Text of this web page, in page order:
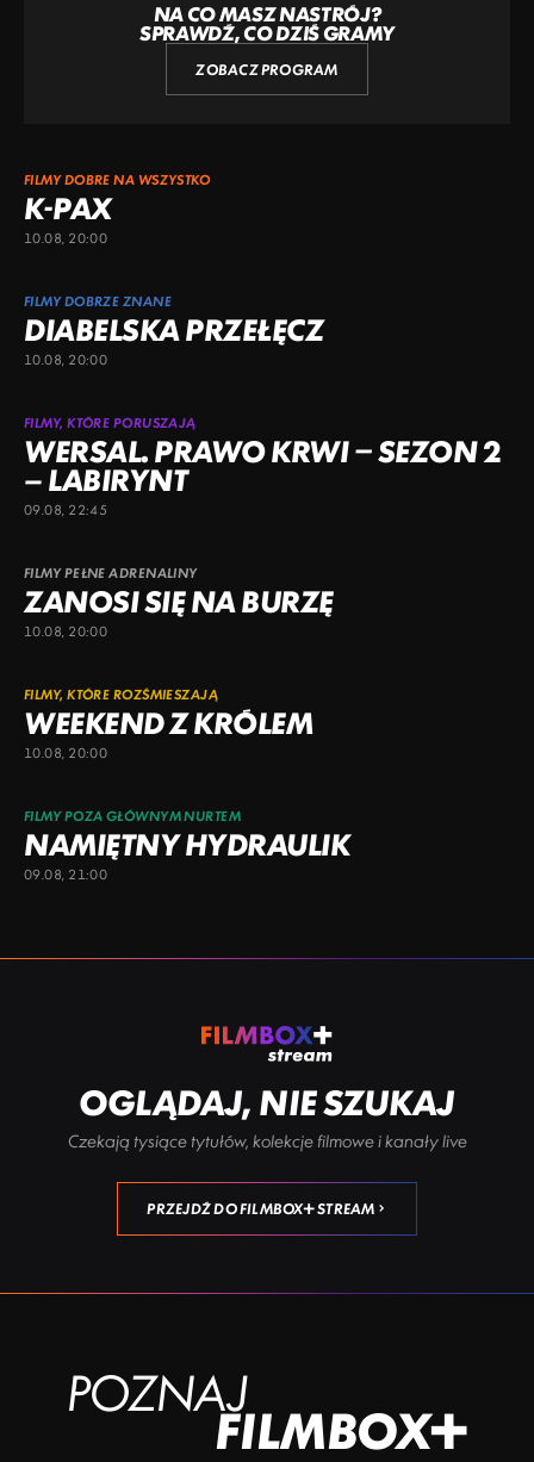
NA CO MASZ NASTRÓJ?
SPRAWDŹ, CO DZIŚ GRAMY
ZOBACZ PROGRAM
FILMY DOBRE NA WSZYSTKO
K-PAX
10.08, 20:00
FILMY DOBRZE ZNANE
DIABELSKA PRZEŁĘCZ
10.08, 20:00
FILMY, KTÓRE PORUSZAJĄ
WERSAL. PRAWO KRWI – SEZON 2
– LABIRYNT
09.08, 22:45
FILMY PEŁNE ADRENALINY
ZANOSI SIĘ NA BURZĘ
10.08, 20:00
FILMY, KTÓRE ROZŚMIESZAJĄ
WEEKEND Z KRÓLEM
10.08, 20:00
FILMY POZA GŁÓWNYM NURTEM
NAMIĘTNY HYDRAULIK
09.08, 21:00
OGLĄDAJ, NIE SZUKAJ
Czekają tysiące tytułów, kolekcje filmowe i kanały live
PRZEJDŹ DO FILMBOX+ STREAM
POZNAJ
FILMBOX+